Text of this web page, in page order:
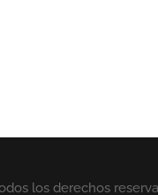
los derechos